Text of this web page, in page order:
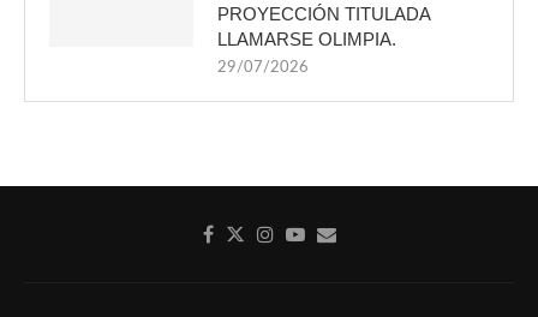
PROYECCIÓN TITULADA
LLAMARSE OLIMPIA.
29/07/2026